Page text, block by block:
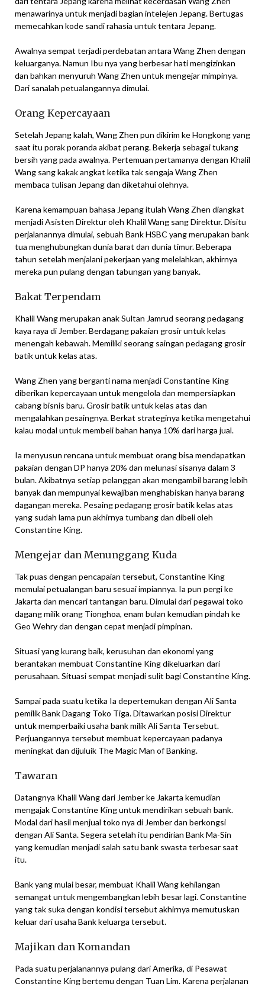
menawarinya untuk menjadi bagian intelejen Jepang. Bertugas
memecahkan kode sandi rahasia untuk tentara Jepang.
Awalnya sempat terjadi perdebatan antara Wang Zhen dengan
keluarganya. Namun Ibu nya yang berbesar hati mengizinkan
dan bahkan menyuruh Wang Zhen untuk mengejar mimpinya.
Dari sanalah petualangannya dimulai.
Orang Kepercayaan
Setelah Jepang kalah, Wang Zhen pun dikirim ke Hongkong yang
saat itu porak poranda akibat perang. Bekerja sebagai tukang
bersih yang pada awalnya. Pertemuan pertamanya dengan Khalil
Wang sang kakak angkat ketika tak sengaja Wang Zhen
membaca tulisan Jepang dan diketahui olehnya.
Karena kemampuan bahasa Jepang itulah Wang Zhen diangkat
menjadi Asisten Direktur oleh Khalil Wang sang Direktur. Disitu
perjalanannya dimulai, sebuah Bank HSBC yang merupakan bank
tua menghubungkan dunia barat dan dunia timur. Beberapa
tahun setelah menjalani pekerjaan yang melelahkan, akhirnya
mereka pun pulang dengan tabungan yang banyak.
Bakat Terpendam
Khalil Wang merupakan anak Sultan Jamrud seorang pedagang
kaya raya di Jember. Berdagang pakaian grosir untuk kelas
menengah kebawah. Memiliki seorang saingan pedagang grosir
batik untuk kelas atas.
Wang Zhen yang berganti nama menjadi Constantine King
diberikan kepercayaan untuk mengelola dan mempersiapkan
cabang bisnis baru. Grosir batik untuk kelas atas dan
mengalahkan pesaingnya. Berkat strateginya ketika mengetahui
kalau modal untuk membeli bahan hanya 10% dari harga jual.
Ia menyusun rencana untuk membuat orang bisa mendapatkan
pakaian dengan DP hanya 20% dan melunasi sisanya dalam 3
bulan. Akibatnya setiap pelanggan akan mengambil barang lebih
banyak dan mempunyai kewajiban menghabiskan hanya barang
dagangan mereka. Pesaing pedagang grosir batik kelas atas
yang sudah lama pun akhirnya tumbang dan dibeli oleh
Constantine King.
Mengejar dan Menunggang Kuda
Tak puas dengan pencapaian tersebut, Constantine King
memulai petualangan baru sesuai impiannya. Ia pun pergi ke
Jakarta dan mencari tantangan baru. Dimulai dari pegawai toko
dagang milik orang Tionghoa, enam bulan kemudian pindah ke
Geo Wehry dan dengan cepat menjadi pimpinan.
Situasi yang kurang baik, kerusuhan dan ekonomi yang
berantakan membuat Constantine King dikeluarkan dari
perusahaan. Situasi sempat menjadi sulit bagi Constantine King.
Sampai pada suatu ketika Ia depertemukan dengan Ali Santa
pemilik Bank Dagang Toko Tiga. Ditawarkan posisi Direktur
untuk memperbaiki usaha bank milik Ali Santa Tersebut.
Perjuangannya tersebut membuat kepercayaan padanya
meningkat dan dijuluik The Magic Man of Banking.
Tawaran
Datangnya Khalil Wang dari Jember ke Jakarta kemudian
mengajak Constantine King untuk mendirikan sebuah bank.
Modal dari hasil menjual toko nya di Jember dan berkongsi
dengan Ali Santa. Segera setelah itu pendirian Bank Ma-Sin
yang kemudian menjadi salah satu bank swasta terbesar saat
itu.
Bank yang mulai besar, membuat Khalil Wang kehilangan
semangat untuk mengembangkan lebih besar lagi. Constantine
yang tak suka dengan kondisi tersebut akhirnya memutuskan
keluar dari usaha Bank keluarga tersebut.
Majikan dan Komandan
Pada suatu perjalanannya pulang dari Amerika, di Pesawat
Constantine King bertemu dengan Tuan Lim. Karena perjalanan